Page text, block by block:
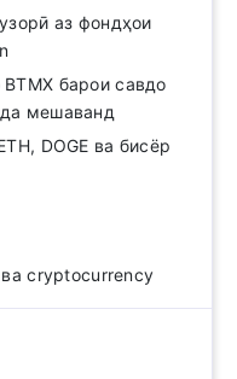
аз фондҳои
барои савдо
мешаванд
DOGE ва бисёр
ва cryptocurrency